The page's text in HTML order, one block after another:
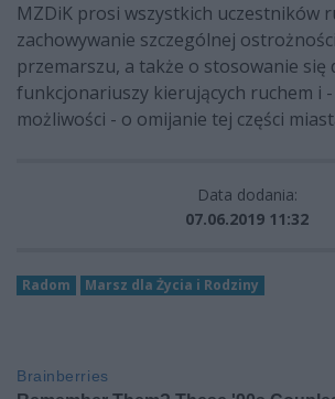
MZDiK prosi wszystkich uczestników
zachowywanie szczególnej
przemarszu, a także o stosowanie się
funkcjonariuszy kierujących ruchem i
możliwości - o omijanie tej części
Data dodania:
07.06.2019 11:32
Radom Marsz dla Życia i Rodziny